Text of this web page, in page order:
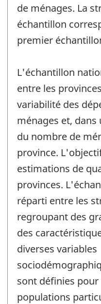
de ménages. La
échantillon
premier
L'échantillon
entre les
variabilité des
ménages et,
du nombre de
province.
estimations de
provinces.
réparti entre les
regroupant des
des
diverses variables
sont définies
populations